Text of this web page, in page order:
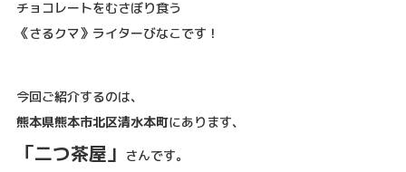
チョコレートをむさぼり食う
《さるクマ》ライターびなこです！
今回ご紹介するのは、
熊本県熊本市北区清水本町にあります、
「二つ茶屋」 さんです。